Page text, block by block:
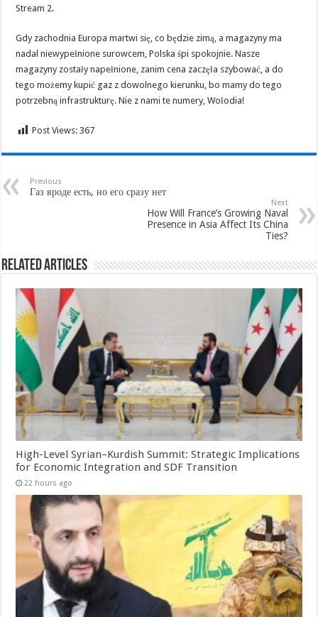
Stream 2.
Gdy zachodnia Europa martwi się, co będzie zimą, a magazyny ma
nadal niewypełnione surowcem, Polska śpi spokojnie. Nasze
magazyny zostały napełnione, zanim cena zaczęła szybować, a do
tego możemy kupić gaz z dowolnego kierunku, bo mamy do tego
potrzebną infrastrukturę. Nie z nami te numery, Wołodia!
Post Views: 367
Previous
Газ вроде есть, но его сразу нет
Next
How Will France’s Growing Naval
Presence in Asia Affect Its China
Ties?
Related Articles
High-Level Syrian–Kurdish Summit: Strategic Implications
for Economic Integration and SDF Transition
22 hours ago